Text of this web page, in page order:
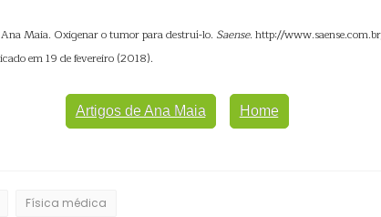
Ana Maia. Oxigenar o tumor para destruí-lo. Saense. http://
em 19 de fevereiro (2018).
Artigos de Ana Maia Home
Física médica